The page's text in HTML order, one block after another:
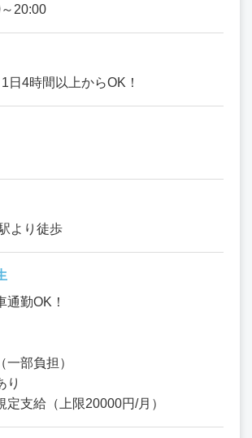
20:00
4時間以上からOK！
より徒歩
通勤OK！
一部負担）
り
定支給（上限20000円/月）